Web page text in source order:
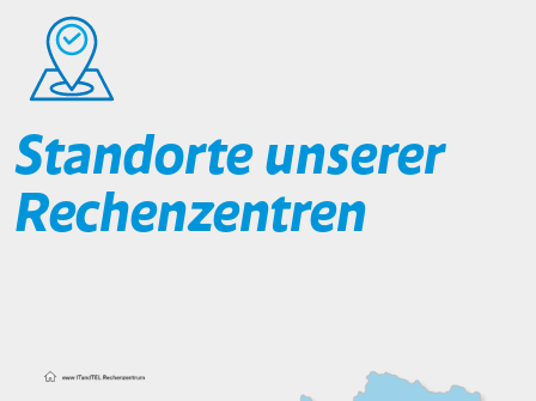
karte-standort
Standorte unserer
Rechenzentren